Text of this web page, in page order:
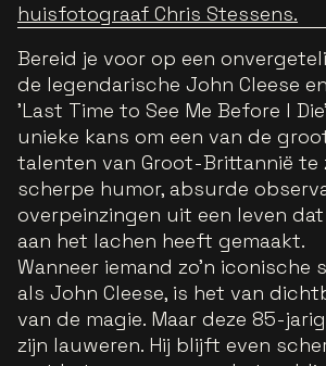
huisfotograaf Chris Stessens.
Bereid je voor op een
de legendarische John Cleese
'Last Time to See Me Before I
unieke kans om een van de
talenten van Groot-Brittannië te
scherpe humor, absurde
overpeinzingen uit een leven
aan het lachen heeft gemaakt.
Wanneer iemand zo'n iconische
als John Cleese, is het van
van de magie. Maar deze 85-
zijn lauweren. Hij blijft even